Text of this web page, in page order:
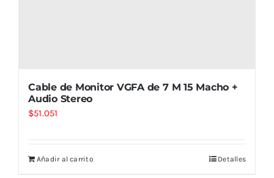
Cable de Monitor VGFA de 7 M 15 Macho +
Audio Stereo
$51.051
Añadir al carrito Detalles